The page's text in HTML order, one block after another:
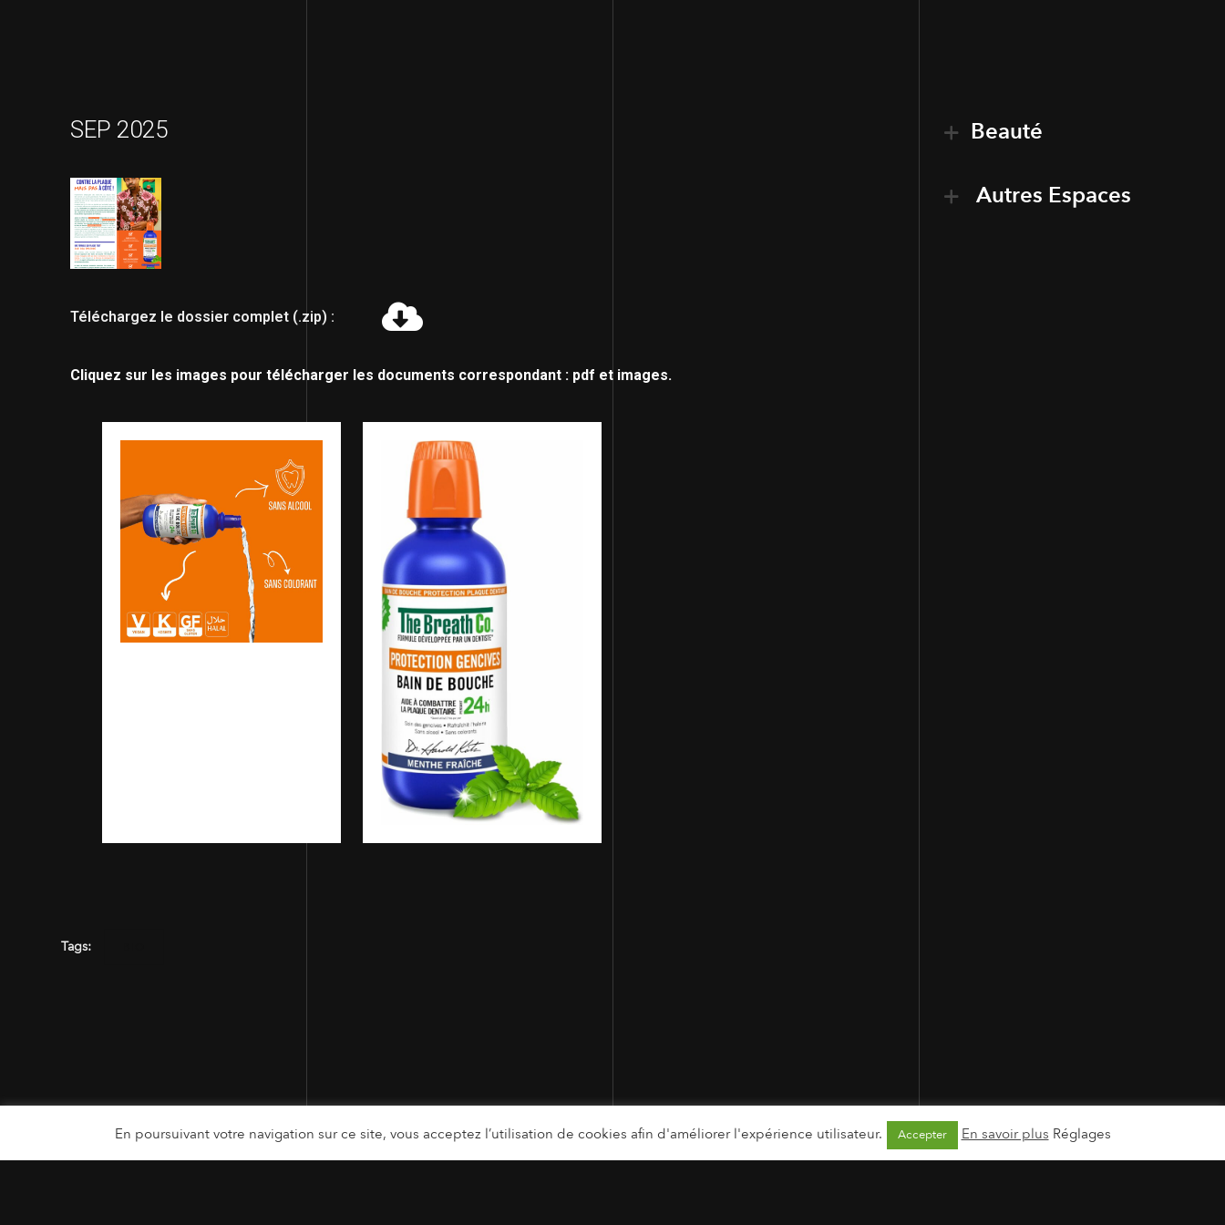
SEP 2025 Beauté
Autres Espaces
Téléchargez le dossier complet (.zip) :
Cliquez sur les images pour télécharger les documents correspondant : pdf et images.
Tags:
En poursuivant votre navigation sur ce site, vous acceptez l’utilisation de cookies afin d'améliorer l'expérience utilisateur. Accepter En savoir plus Réglages